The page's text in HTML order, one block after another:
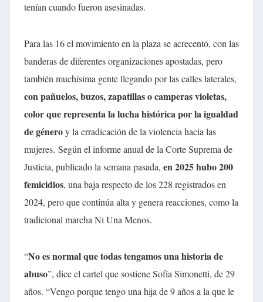
tenían cuando fueron asesinadas.
Para las 16 el movimiento en la plaza se acrecentó, con las
banderas de diferentes organizaciones apostadas, pero
también muchísima gente llegando por las calles laterales,
con pañuelos, buzos, zapatillas o camperas violetas,
color que representa la lucha histórica por la igualdad
de géneroy la erradicación de la violencia hacia las
mujeres. Según el informe anual de la Corte Suprema de
Justicia, publicado la semana pasada, en 2025 hubo 200
femicidios, una baja respecto de los 228 registrados en
2024, pero que continúa alta y genera reacciones, como la
tradicional marcha Ni Una Menos.
“No es normal que todas tengamos una historia de
abuso”, dice el cartel que sostiene Sofía Simonetti, de 29
años. “Vengo porque tengo una hija de 9 años a la que le